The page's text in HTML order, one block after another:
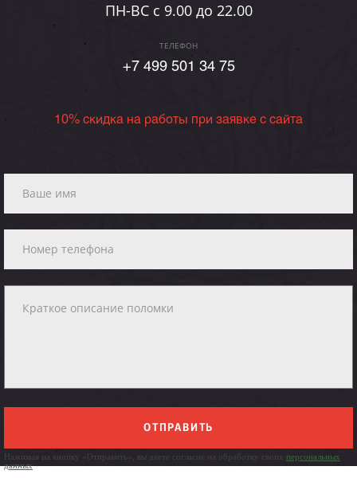
ПН-ВC c 9.00 до 22.00
ТЕЛЕФОН
+7 499 501 34 75
10% скидка на работы при заявке с сайта
ОТПРАВИТЬ
Нажимая на кнопку «Отправить», вы даете согласие на обработку своих персональных
данных